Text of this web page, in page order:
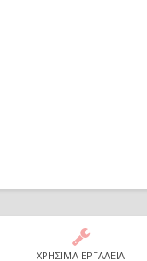
ΧΡΗΣΙΜΑ ΕΡΓΑΛΕΙΑ